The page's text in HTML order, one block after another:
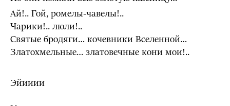
Ай!.. Гой, ромелы-чавелы!..
Чарики!.. люли!..
Святые бродяги… кочевники Вселенной…
Златохмельные… златовечные кони мои!..
Эйииии